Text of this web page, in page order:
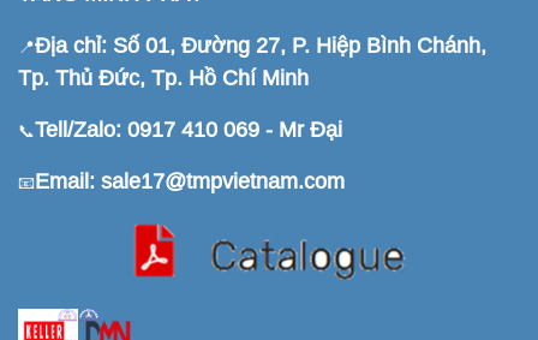
📍Địa chỉ: Số 01, Đường 27, P. Hiệp Bình Chánh,
Tp. Thủ Đức, Tp. Hồ Chí Minh
📞Tell/Zalo: 0917 410 069 - Mr Đại
📧Email: sale17@tmpvietnam.com